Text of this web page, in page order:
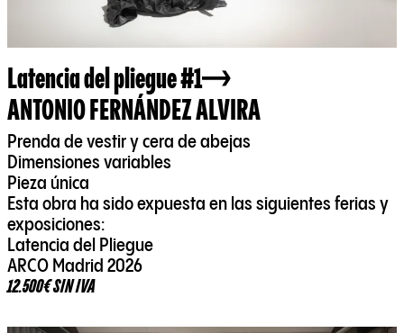
Latencia del pliegue #1
ANTONIO FERNÁNDEZ ALVIRA
Prenda de vestir y cera de abejas
Dimensiones variables
Pieza única
Esta obra ha sido expuesta en las siguientes ferias y
exposiciones:
Latencia del Pliegue
ARCO Madrid 2026
12.500€ SIN IVA